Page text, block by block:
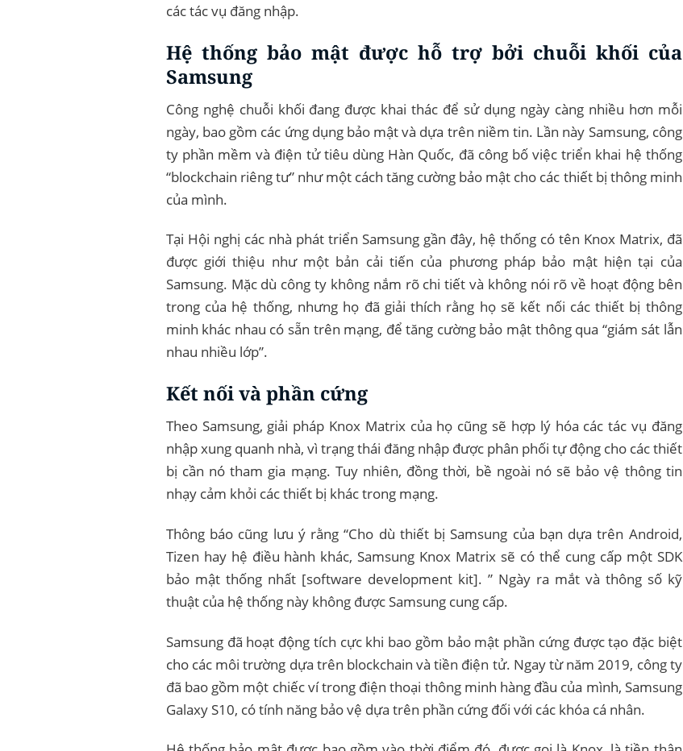
các tác vụ đăng nhập.
Hệ thống bảo mật được hỗ trợ bởi chuỗi khối của
Samsung
Công nghệ chuỗi khối đang được khai thác để sử dụng ngày càng nhiều hơn mỗi
ngày, bao gồm các ứng dụng bảo mật và dựa trên niềm tin. Lần này Samsung, công
ty phần mềm và điện tử tiêu dùng Hàn Quốc, đã công bố việc triển khai hệ thống
“blockchain riêng tư” như một cách tăng cường bảo mật cho các thiết bị thông minh
của mình.
Tại Hội nghị các nhà phát triển Samsung gần đây, hệ thống có tên Knox Matrix, đã
được giới thiệu như một bản cải tiến của phương pháp bảo mật hiện tại của
Samsung. Mặc dù công ty không nắm rõ chi tiết và không nói rõ về hoạt động bên
trong của hệ thống, nhưng họ đã giải thích rằng họ sẽ kết nối các thiết bị thông
minh khác nhau có sẵn trên mạng, để tăng cường bảo mật thông qua “giám sát lẫn
nhau nhiều lớp”.
Kết nối và phần cứng
Theo Samsung, giải pháp Knox Matrix của họ cũng sẽ hợp lý hóa các tác vụ đăng
nhập xung quanh nhà, vì trạng thái đăng nhập được phân phối tự động cho các thiết
bị cần nó tham gia mạng. Tuy nhiên, đồng thời, bề ngoài nó sẽ bảo vệ thông tin
nhạy cảm khỏi các thiết bị khác trong mạng.
Thông báo cũng lưu ý rằng “Cho dù thiết bị Samsung của bạn dựa trên Android,
Tizen hay hệ điều hành khác, Samsung Knox Matrix sẽ có thể cung cấp một SDK
bảo mật thống nhất [software development kit]. ” Ngày ra mắt và thông số kỹ
thuật của hệ thống này không được Samsung cung cấp.
Samsung đã hoạt động tích cực khi bao gồm bảo mật phần cứng được tạo đặc biệt
cho các môi trường dựa trên blockchain và tiền điện tử. Ngay từ năm 2019, công ty
đã bao gồm một chiếc ví trong điện thoại thông minh hàng đầu của mình, Samsung
Galaxy S10, có tính năng bảo vệ dựa trên phần cứng đối với các khóa cá nhân.